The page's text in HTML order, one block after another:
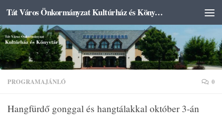
Skip to content Tát Város Önkormányzat Kultúrház és Könyvtár
PROGRAMAJÁNLÓ 0
Hangfürdő gonggal és hangtálakkal október 3-án